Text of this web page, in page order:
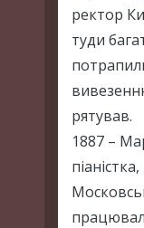
ректор
туди
рятував.
1887 –